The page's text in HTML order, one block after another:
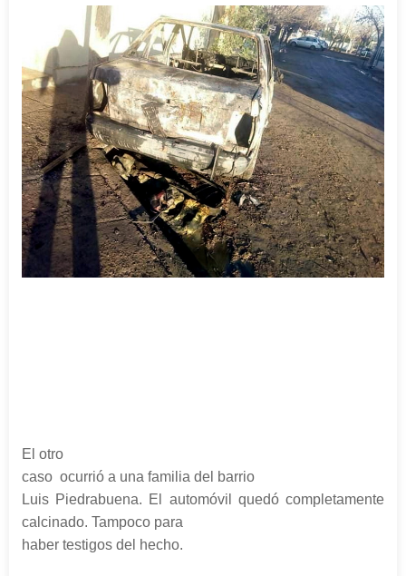
El otro
caso ocurrió a una familia del barrio
Luis Piedrabuena. El automóvil quedó completamente
calcinado. Tampoco para
haber testigos del hecho.